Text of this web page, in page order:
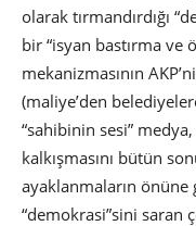
olarak tırmandırdığı
bir “isyan bastırma ve
mekanizmasının
(maliye’den
“sahibinin sesi”
kalkışmasını bütün
ayaklanmaların önüne
“demokrasi”sini saran